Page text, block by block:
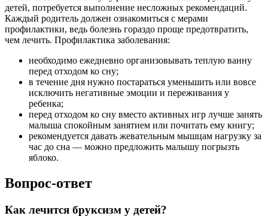
детей, потребуется выполнение несложных рекомендаций.
Каждый родитель должен ознакомиться с мерами
профилактики, ведь болезнь гораздо проще предотвратить,
чем лечить. Профилактика заболевания:
необходимо ежедневно организовывать теплую ванну
перед отходом ко сну;
в течение дня нужно постараться уменьшить или вовсе
исключить негативные эмоции и переживания у
ребенка;
перед отходом ко сну вместо активных игр лучше занять
малыша спокойным занятием или почитать ему книгу;
рекомендуется давать жевательным мышцам нагрузку за
час до сна — можно предложить малышу погрызть
яблоко.
Вопрос-ответ
Как лечится бруксизм у детей?